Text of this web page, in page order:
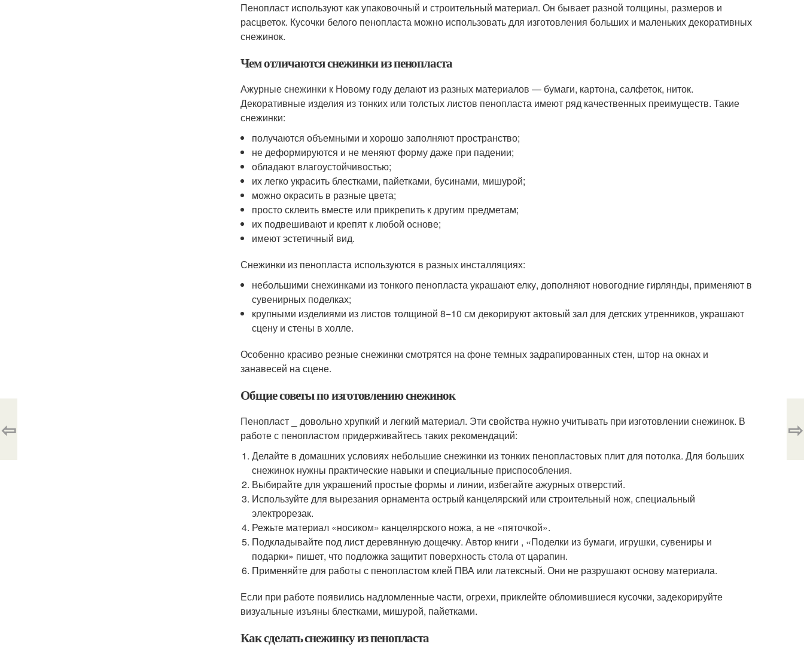
Пенопласт используют как упаковочный и строительный материал. Он бывает разной толщины, размеров и
расцветок. Кусочки белого пенопласта можно использовать для изготовления больших и маленьких декоративных
снежинок.
Чем отличаются снежинки из пенопласта
Ажурные снежинки к Новому году делают из разных материалов — бумаги, картона, салфеток, ниток.
Декоративные изделия из тонких или толстых листов пенопласта имеют ряд качественных преимуществ. Такие
снежинки:
получаются объемными и хорошо заполняют пространство;
не деформируются и не меняют форму даже при падении;
обладают влагоустойчивостью;
их легко украсить блестками, пайетками, бусинами, мишурой;
можно окрасить в разные цвета;
просто склеить вместе или прикрепить к другим предметам;
их подвешивают и крепят к любой основе;
имеют эстетичный вид.
Снежинки из пенопласта используются в разных инсталляциях:
небольшими снежинками из тонкого пенопласта украшают елку, дополняют новогодние гирлянды, применяют в
сувенирных поделках;
крупными изделиями из листов толщиной 8−10 см декорируют актовый зал для детских утренников, украшают
сцену и стены в холле.
Особенно красиво резные снежинки смотрятся на фоне темных задрапированных стен, штор на окнах и
занавесей на сцене.
Общие советы по изготовлению снежинок
Пенопласт ⎯ довольно хрупкий и легкий материал. Эти свойства нужно учитывать при изготовлении снежинок. В
работе с пенопластом придерживайтесь таких рекомендаций:
Делайте в домашних условиях небольшие снежинки из тонких пенопластовых плит для потолка. Для больших
снежинок нужны практические навыки и специальные приспособления.
Выбирайте для украшений простые формы и линии, избегайте ажурных отверстий.
Используйте для вырезания орнамента острый канцелярский или строительный нож, специальный
электрорезак.
Режьте материал «носиком» канцелярского ножа, а не «пяточкой».
Подкладывайте под лист деревянную дощечку. Автор книги , «Поделки из бумаги, игрушки, сувениры и
подарки» пишет, что подложка защитит поверхность стола от царапин.
Применяйте для работы с пенопластом клей ПВА или латексный. Они не разрушают основу материала.
Если при работе появились надломленные части, огрехи, приклейте обломившиеся кусочки, задекорируйте
визуальные изъяны блестками, мишурой, пайетками.
Как сделать снежинку из пенопласта
⇦ ⇨